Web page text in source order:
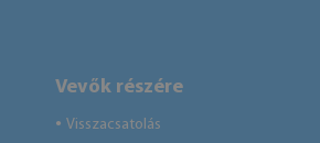
Vevők részére
● Visszacsatolás